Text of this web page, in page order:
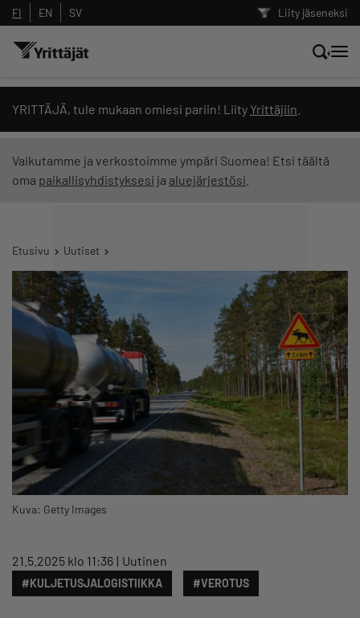
Liity jäseneksi
FI EN SV
YRITTÄJÄ, tule mukaan omiesi pariin! Liity Yrittäjiin
Vaikutamme ja verkostoimme ympäri Suomea! Etsi täältä
oma paikallisyhdistyksesi ja aluejärjestösi
Etusivu Uutiset
Kuva: Getty Images
21.5.2025 klo 11:36 Uutinen
#KULJETUSJALOGISTIIKKA #VEROTUS
Hae sivustolta tai kysy suoraan
Yrittäjien tekoälyltä
Suodata hakutuloksia: näytä kaikki sisältö